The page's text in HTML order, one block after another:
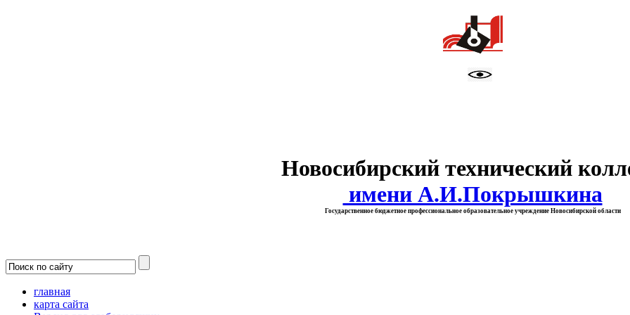
Новосибирский технический
имени А.И.Покрышкина
Государственное бюджетное профессиональное образовательное учреждение Новосибирской области
главная
карта сайта